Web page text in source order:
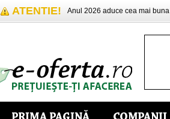
ATENTIE! Anul 2026 aduce cea mai buna